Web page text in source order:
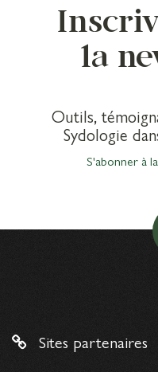
la
Outils,
Sydologie
S'abonner à
Sites partenaires